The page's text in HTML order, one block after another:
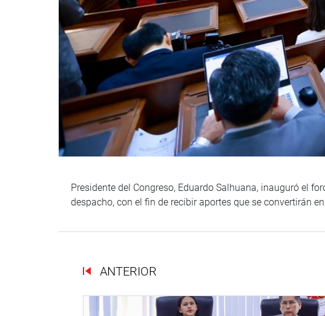
Presidente del Congreso, Eduardo Salhuana, inauguró el
despacho, con el fin de recibir aportes que se convertirán
ANTERIOR